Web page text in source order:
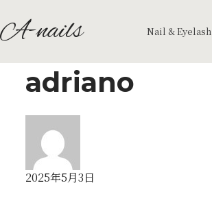
A-nails Nail & Eyelash
adriano
2025年5月3日